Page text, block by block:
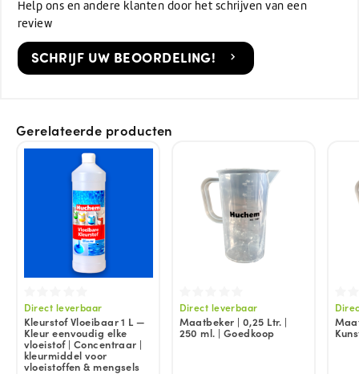
Help ons en andere klanten door het schrijven van een
review
SCHRIJF UW BEOORDELING!
Gerelateerde producten
Direct leverbaar
Kleurstof Vloeibaar 1 L —
Kleur eenvoudig elke
vloeistof | Concentraar |
kleurmiddel voor
vloeistoffen & mengsels
Direct leverbaar
Maatbeker | 0,25 Ltr. |
250 ml. | Goedkoop